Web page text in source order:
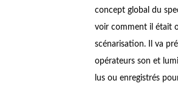
concept global du
voir comment il était
scénarisation. Il va
opérateurs son et
lus ou enregistrés